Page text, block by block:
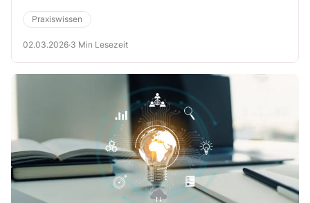
Praxiswissen
02.03.2026·3 Min Lesezeit